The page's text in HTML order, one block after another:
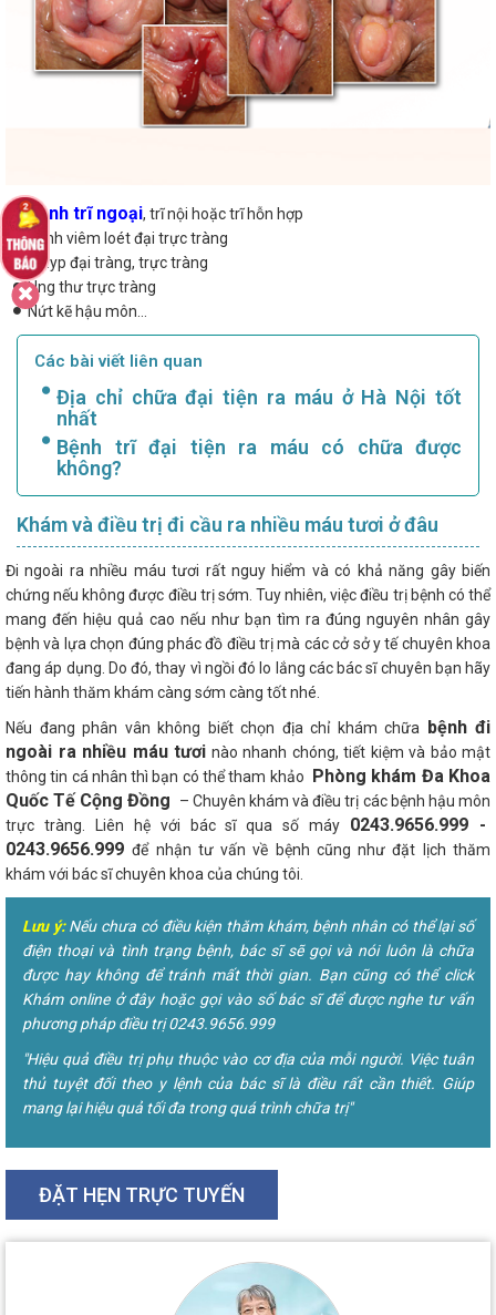
Bệnh trĩ ngoại, trĩ nội hoặc trĩ hỗn hợp
Bệnh viêm loét đại trực tràng
Polyp đại tràng, trực tràng
Ung thư trực tràng
Nứt kẽ hậu môn...
Các bài viết liên quan
Địa chỉ chữa đại tiện ra máu ở Hà Nội tốt
nhất
Bệnh trĩ đại tiện ra máu có chữa được
không?
Khám và điều trị đi cầu ra nhiều máu tươi ở đâu
Đi ngoài ra nhiều máu tươi rất nguy hiểm và có khả năng gây biến
chứng nếu không được điều trị sớm. Tuy nhiên, việc điều trị bệnh có thể
mang đến hiệu quả cao nếu như bạn tìm ra đúng nguyên nhân gây
bệnh và lựa chọn đúng phác đồ điều trị mà các cở sở y tế chuyên khoa
đang áp dụng. Do đó, thay vì ngồi đó lo lắng các bác sĩ chuyên bạn hãy
tiến hành thăm khám càng sớm càng tốt nhé.
Nếu đang phân vân không biết chọn địa chỉ khám chữa bệnh đi
ngoài ra nhiều máu tươi nào nhanh chóng, tiết kiệm và bảo mật
thông tin cá nhân thì bạn có thể tham khảo Phòng khám Đa Khoa
Quốc Tế Cộng Đồng
– Chuyên khám và điều trị các bệnh hậu môn
trực tràng. Liên hệ với bác sĩ qua số máy 0243.9656.999 -
0243.9656.999để nhận tư vấn về bệnh cũng như đặt lịch thăm
khám với bác sĩ chuyên khoa của chúng tôi.
Lưu ý:Nếu chưa có điều kiện thăm khám, bệnh nhân có thể lại số
điện thoại và tình trạng bệnh, bác sĩ sẽ gọi và nói luôn là chữa
được hay không để tránh mất thời gian. Bạn cũng có thể click
Khám online ở đây hoặc gọi vào số bác sĩ để được nghe tư vấn
phương pháp điều trị 0243.9656.999
"Hiệu quả điều trị phụ thuộc vào cơ địa của mỗi người. Việc tuân
thủ tuyệt đối theo y lệnh của bác sĩ là điều rất cần thiết. Giúp
mang lại hiệu quả tối đa trong quá trình chữa trị"
ĐẶT HẸN TRỰC TUYẾN